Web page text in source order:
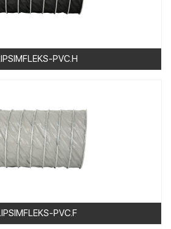
PVC.H
PVC.F